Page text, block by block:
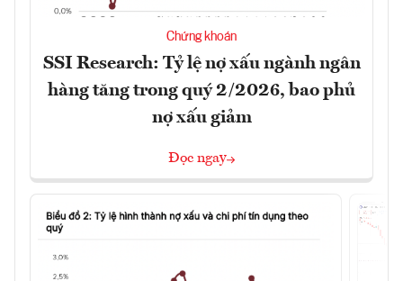
Chứng khoán
SSI Research: Tỷ lệ nợ xấu ngành ngân
hàng tăng trong quý 2/2026, bao phủ
nợ xấu giảm
Đọc ngay